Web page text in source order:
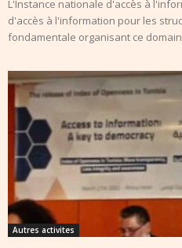
L'Instance nationale d'accès à
d'accès à l'information pour les
fondamentale organisant ce
Autres activites